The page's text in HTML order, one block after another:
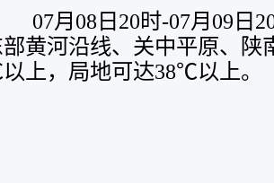
07月08日20时-07月09日
黄河沿线、关中平原、陕
上，局地可达38℃以上。